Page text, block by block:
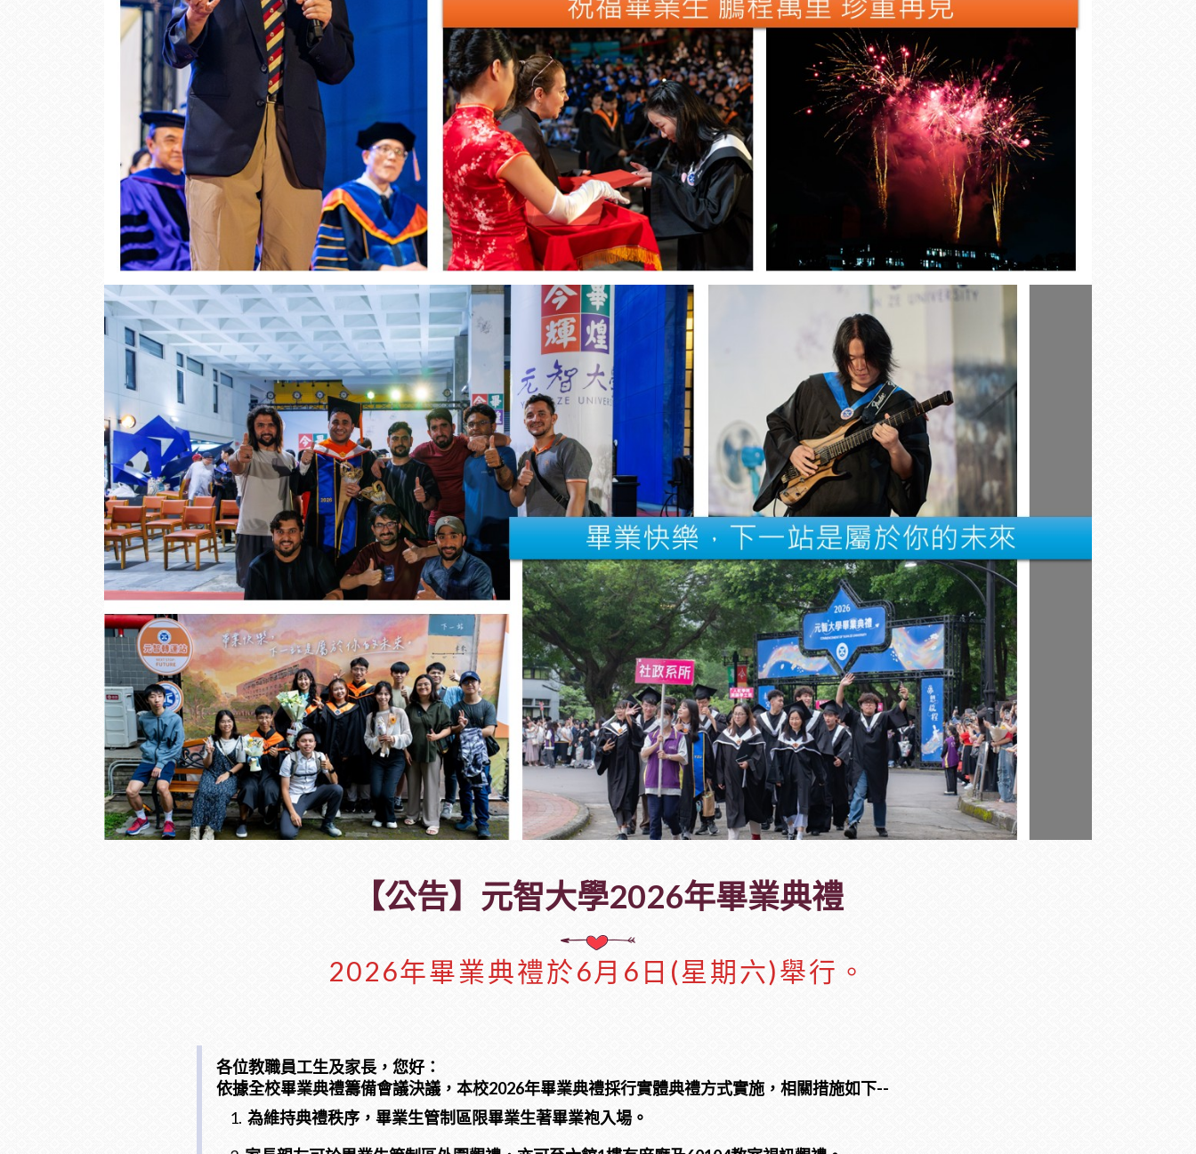
【公告】元智大學2026年畢業典禮
2026年畢業典禮於6月6日(星期六)舉行。
各位教職員工生及家長，您好：
依據全校畢業典禮籌備會議決議，本校2026年畢業典禮採行實體典禮方式實施，相關措施如下--
為維持典禮秩序，畢業生管制區限畢業生著畢業袍入場。